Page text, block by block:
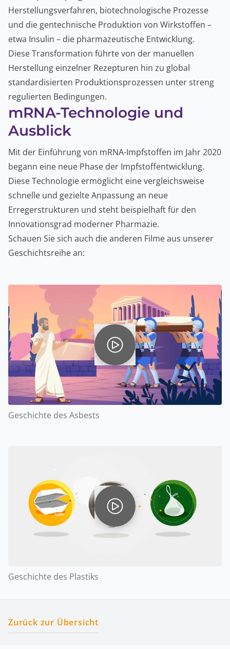
Herstellungsverfahren, biotechnologische Prozesse
und die gentechnische Produktion von Wirkstoffen –
etwa Insulin – die pharmazeutische Entwicklung.
Diese Transformation führte von der manuellen
Herstellung einzelner Rezepturen hin zu global
standardisierten Produktionsprozessen unter streng
regulierten Bedingungen.
mRNA-Technologie und
Ausblick
Mit der Einführung von mRNA-Impfstoffen im Jahr 2020
begann eine neue Phase der Impfstoffentwicklung.
Diese Technologie ermöglicht eine vergleichsweise
schnelle und gezielte Anpassung an neue
Erregerstrukturen und steht beispielhaft für den
Innovationsgrad moderner Pharmazie.
Schauen Sie sich auch die anderen Filme aus unserer
Geschichtsreihe an:
Geschichte des Asbests
Geschichte des Plastiks
Zurück zur Übersicht